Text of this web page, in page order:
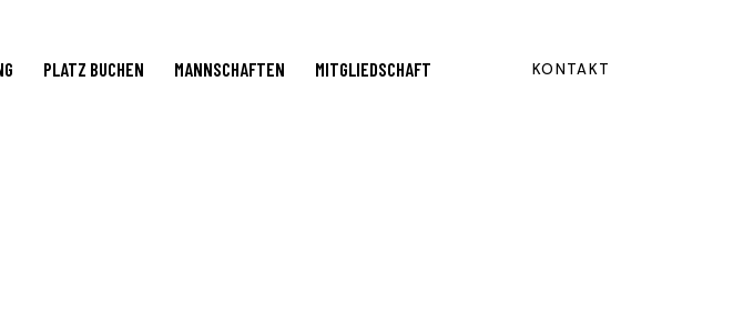
PLATZ BUCHEN MANNSCHAFTEN MITGLIEDSCHAFT KONTAKT